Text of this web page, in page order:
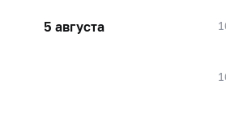
5 августа